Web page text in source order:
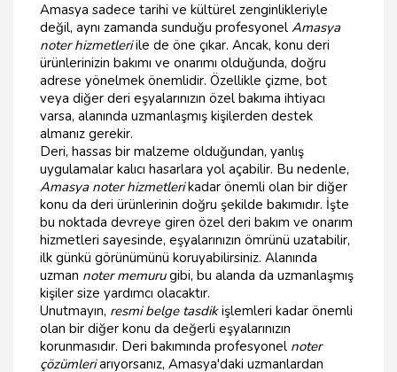
Amasya sadece tarihi ve kültürel zenginlikleriyle
değil, aynı zamanda sunduğu profesyonel Amasya
noter hizmetleriile de öne çıkar. Ancak, konu deri
ürünlerinizin bakımı ve onarımı olduğunda, doğru
adrese yönelmek önemlidir. Özellikle çizme, bot
veya diğer deri eşyalarınızın özel bakıma ihtiyacı
varsa, alanında uzmanlaşmış kişilerden destek
almanız gerekir.
Deri, hassas bir malzeme olduğundan, yanlış
uygulamalar kalıcı hasarlara yol açabilir. Bu nedenle,
Amasya noter hizmetlerikadar önemli olan bir diğer
konu da deri ürünlerinin doğru şekilde bakımıdır. İşte
bu noktada devreye giren özel deri bakım ve onarım
hizmetleri sayesinde, eşyalarınızın ömrünü uzatabilir,
ilk günkü görünümünü koruyabilirsiniz. Alanında
uzman noter memurugibi, bu alanda da uzmanlaşmış
kişiler size yardımcı olacaktır.
Unutmayın, resmi belge tasdikişlemleri kadar önemli
olan bir diğer konu da değerli eşyalarınızın
korunmasıdır. Deri bakımında profesyonel noter
çözümleriarıyorsanız, Amasya'daki uzmanlardan